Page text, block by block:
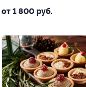
от 1 800 руб.